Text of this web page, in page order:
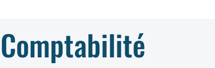
Comptabilité